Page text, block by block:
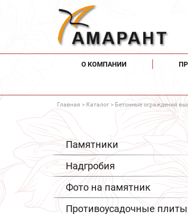
О КОМПАНИИ
Главная > Каталог > Бетонные ограждения
Памятники
Надгробия
Фото на памятник
Противоусадочные плиты